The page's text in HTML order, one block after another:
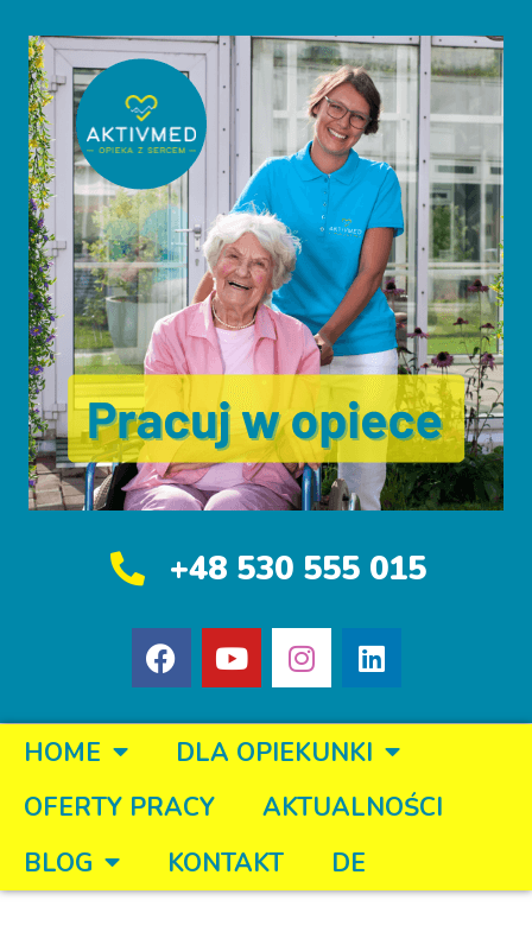
+48 530 555 015
HOME
DLA OPIEKUNKI
OFERTY PRACY
AKTUALNOŚCI
BLOG
KONTAKT DE